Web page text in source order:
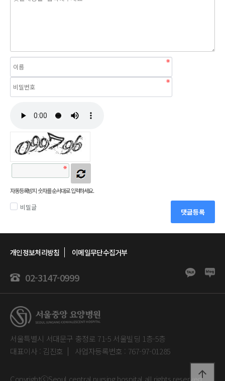
자동등록방지 숫자를 순서대로 입력하세요.
비밀글
댓글등록
개인정보처리방침 이메일무단수집거부
02-3147-0999
서울특별시 서대문구 충정로 71-5 서울빌딩 1층-5층
대표이사 : 김진호
사업자등록번호 : 767-97-01285
CopyrightⓒSeoul central nursing hospital.all rights reserved.arrow_upward